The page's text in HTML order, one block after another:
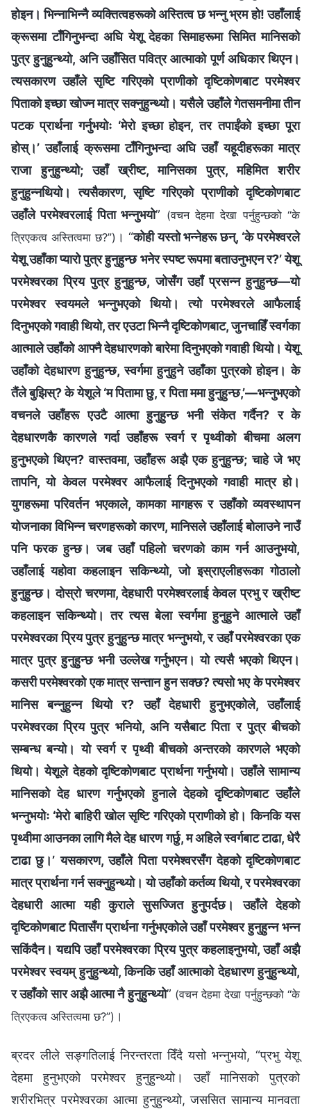
होइन। भिन्नाभिन्नै व्यक्तित्वहरूको अस्तित्व छ भन्नु भ्रम हो! उहाँलाई
क्रूसमा टाँगिनुभन्दा अघि येशू देहका सिमाहरूमा सिमित मानिसको
पुत्र हुनुहुन्थ्यो, अनि उहाँसित पवित्र आत्माको पूर्ण अधिकार थिएन।
त्यसकारण उहाँले सृष्टि गरिएको प्राणीको दृष्टिकोणबाट परमेश्‍वर
पिताको इच्छा खोज्न मात्र सक्नुहुन्थ्यो। यसैले उहाँले गेतसमनीमा तीन
पटक प्रार्थना गर्नुभयोः ‘मेरो इच्छा होइन, तर तपाईंको इच्छा पूरा
होस्।’ उहाँलाई क्रूसमा टाँगिनुभन्दा अघि उहाँ यहूदीहरूका मात्र
राजा हुनुहुन्थ्यो; उहाँ ख्रीष्ट, मानिसका पुत्र, महिमित शरीर
हुनुहुन्नथियो। त्यसैकारण, सृष्टि गरिएको प्राणीको दृष्टिकोणबाट
उहाँले परमेश्‍वरलाई पिता भन्नुभयो” (वचन देहमा देखा पर्नुहुन्छको “के
त्रिएकत्व अस्तित्वमा छ?”) । “कोही यस्तो भन्नेहरू छन्, ‘के परमेश्‍वरले
येशू उहाँका प्यारो पुत्र हुनुहुन्छ भनेर स्पष्ट रूपमा बताउनुभएन र?’ येशू
परमेश्‍वरका प्रिय पुत्र हुनुहुन्छ, जोसँग उहाँ प्रसन्न हुनुहुन्छ—यो
परमेश्‍वर स्वयमले भन्नुभएको थियो। त्यो परमेश्‍वरले आफैलाई
दिनुभएको गवाही थियो, तर एउटा भिन्नै दृष्टिकोणबाट, जुनचाहिँ स्वर्गका
आत्माले उहाँको आफ्नै देहधारणको बारेमा दिनुभएको गवाही थियो। येशू
उहाँको देहधारण हुनुहुन्छ, स्वर्गमा हुनुहुने उहाँका पुत्रको होइन। के
तैंले बुझिस्? के येशूले ‘म पितामा छु, र पिता ममा हुनुहुन्छ,’—भन्नुभएको
वचनले उहाँहरू एउटै आत्मा हुनुहुन्छ भनी संकेत गर्दैन? र के
देहधारणकै कारणले गर्दा उहाँहरू स्वर्ग र पृथ्वीको बीचमा अलग
हुनुभएको थिएन? वास्तवमा, उहाँहरू अझै एक हुनुहुन्छ; चाहे जे भए
तापनि, यो केवल परमेश्‍वर आफैलाई दिनुभएको गवाही मात्र हो।
युगहरूमा परिवर्तन भएकाले, कामका मागहरू र उहाँको व्यवस्थापन
योजनाका विभिन्न चरणहरूको कारण, मानिसले उहाँलाई बोलाउने नाउँ
पनि फरक हुन्छ। जब उहाँ पहिलो चरणको काम गर्न आउनुभयो,
उहाँलाई यहोवा कहलाइन सकिन्थ्यो, जो इस्राएलीहरूका गोठालो
हुनुहुन्छ। दोस्रो चरणमा, देहधारी परमेश्‍वरलाई केवल प्रभु र ख्रीष्ट
कहलाइन सकिन्थ्यो। तर त्यस बेला स्वर्गमा हुनुहुने आत्माले उहाँ
परमेश्‍वरका प्रिय पुत्र हुनुहुन्छ मात्र भन्नुभयो, र उहाँ परमेश्‍वरका एक
मात्र पुत्र हुनुहुन्छ भनी उल्लेख गर्नुभएन। यो त्यसै भएको थिएन।
कसरी परमेश्‍वरको एक मात्र सन्तान हुन सक्छ? त्यसो भए के परमेश्‍वर
मानिस बन्नुहुन्न थियो र? उहाँ देहधारी हुनुभएकोले, उहाँलाई
परमेश्‍वरका प्रिय पुत्र भनियो, अनि यसैबाट पिता र पुत्र बीचको
सम्बन्ध बन्यो। यो स्वर्ग र पृथ्वी बीचको अन्तरको कारणले भएको
थियो। येशूले देहको दृष्टिकोणबाट प्रार्थना गर्नुभयो। उहाँले सामान्य
मानिसको देह धारण गर्नुभएको हुनाले देहको दृष्टिकोणबाट उहाँले
भन्नुभयोः ‘मेरो बाहिरी खोल सृष्टि गरिएको प्राणीको हो। किनकि यस
पृथ्वीमा आउनका लागि मैले देह धारण गर्छु, म अहिले स्वर्गबाट टाढा, धेरै
टाढा छु।’ यसकारण, उहाँले पिता परमेश्‍वरसँग देहको दृष्टिकोणबाट
मात्र प्रार्थना गर्न सक्नुहुन्थ्यो। यो उहाँको कर्तव्य थियो, र परमेश्‍वरका
देहधारी आत्मा यही कुराले सुसज्जित हुनुपर्दछ। उहाँले देहको
दृष्टिकोणबाट पितासँग प्रार्थना गर्नुभएकोले उहाँ परमेश्‍वर हुनुहुन्न भन्न
सकिंदैन। यद्यपि उहाँ परमेश्‍वरका प्रिय पुत्र कहलाइनुभयो, उहाँ अझै
परमेश्‍वर स्वयम् हुनुहुन्थ्यो, किनकि उहाँ आत्माको देहधारण हुनुहुन्थ्यो,
र उहाँको सार अझै आत्मा नै हुनुहुन्थ्यो” (वचन देहमा देखा पर्नुहुन्छको “के
त्रिएकत्व अस्तित्वमा छ?”) ।
ब्रदर लीले सङ्गतिलाई निरन्तरता दिँदै यसो भन्नुभयो, “प्रभु येशू
देहमा हुनुभएको परमेश्‍वर हुनुहुन्थ्यो। उहाँ मानिसको पुत्रको
शरीरभित्र परमेश्‍वरका आत्मा हुनुहुन्थ्यो, जससित सामान्य मानवता